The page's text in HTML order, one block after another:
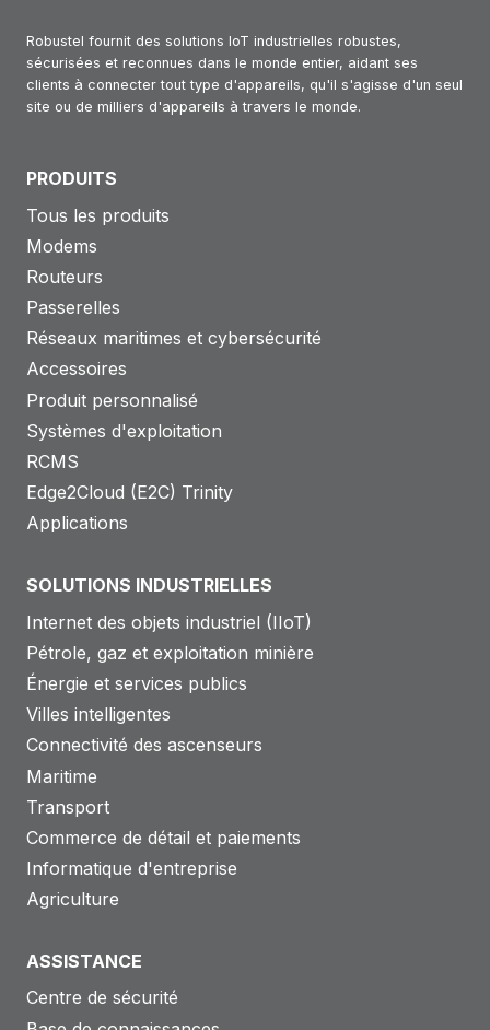
Robustel fournit des solutions IoT industrielles robustes,
sécurisées et reconnues dans le monde entier, aidant ses
clients à connecter tout type d'appareils, qu'il s'agisse d'un seul
site ou de milliers d'appareils à travers le monde.
PRODUITS
Tous les produits
Modems
Routeurs
Passerelles
Réseaux maritimes et cybersécurité
Accessoires
Produit personnalisé
Systèmes d'exploitation
RCMS
Edge2Cloud (E2C) Trinity
Applications
SOLUTIONS INDUSTRIELLES
Internet des objets industriel (IIoT)
Pétrole, gaz et exploitation minière
Énergie et services publics
Villes intelligentes
Connectivité des ascenseurs
Maritime
Transport
Commerce de détail et paiements
Informatique d'entreprise
Agriculture
ASSISTANCE
Centre de sécurité